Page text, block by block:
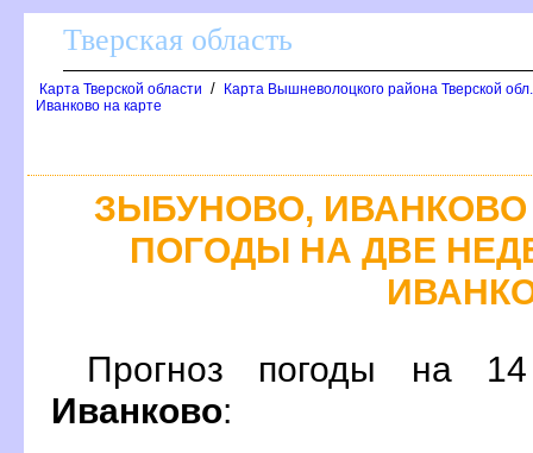
Тверская область
Карта Тверской области /
Карта Вышневолоцкого района Тверской
Иванково на карте
ЗЫБУНОВО,
ПОГОДЫ НА ДВЕ
Прогноз погоды на
Иванково: